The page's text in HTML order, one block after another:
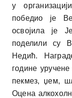
у
победио је
освојила је
поделили су
Недић.
године
пекмез, џем,
Оцена